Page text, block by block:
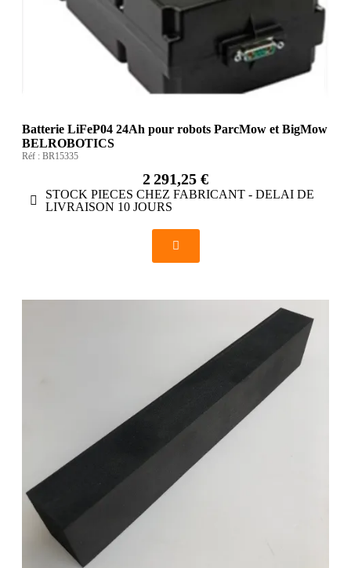
Batterie LiFeP04 24Ah pour robots ParcMow et BigMow
BELROBOTICS
Réf : BR15335
2 291,25 €
STOCK PIECES CHEZ FABRICANT - DELAI DE
LIVRAISON 10 JOURS